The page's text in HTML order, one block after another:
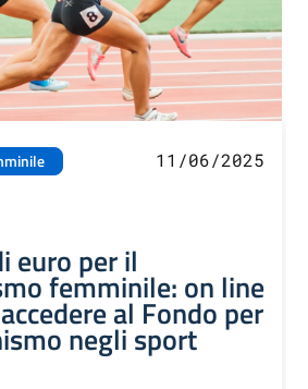
11/06/2025
euro per il
femminile: on line
al Fondo per
negli sport